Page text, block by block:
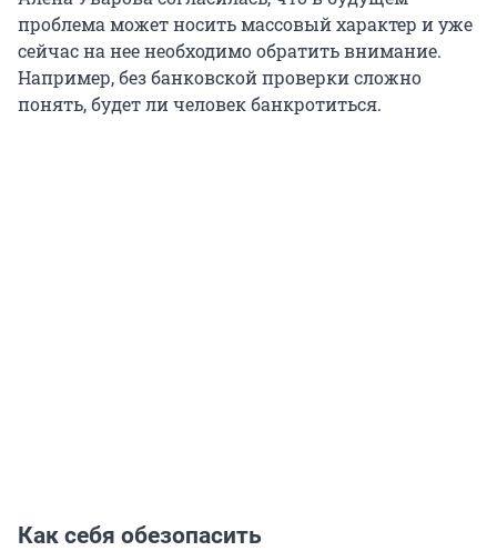
проблема может носить массовый характер и уже
сейчас на нее необходимо обратить внимание.
Например, без банковской проверки сложно
понять, будет ли человек банкротиться.
Как себя обезопасить